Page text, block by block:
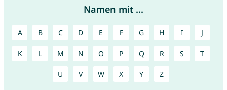
Namen mit ...
A B C D E F G H I J
K L M N O P Q R S T
U V W X Y Z